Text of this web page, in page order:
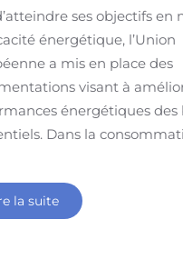
ses objectifs en
énergétique, l’Union
a mis en place des
visant à
énergétiques
Dans la
la suite